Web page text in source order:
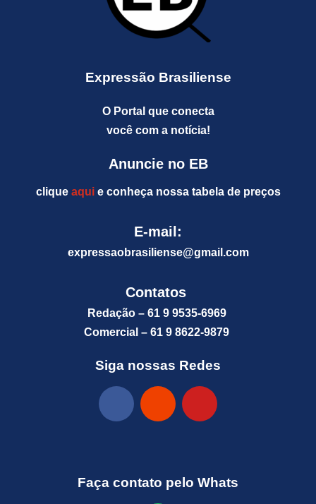
Expressão Brasiliense
O Portal que conecta
você com a notícia!
Anuncie no EB
clique aquie conheça nossa tabela de preços
E-mail:
expressaobrasiliense@gmail.com
Contatos
Redação – 61 9 9535-6969
Comercial – 61 9 8622-9879
Siga nossas Redes
Faça contato pelo Whats